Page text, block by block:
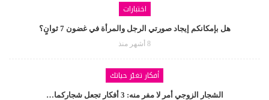
اختبارات
هل بإمكانكم إيجاد صورتي الرجل والمرأة في غضون 7 ثوانٍ؟
8 أشهر منذ
أفكار تغيّر حياتك
الشجار الزوجي أمر لا مفر منه: 3 أفكار تجعل شجاركما…